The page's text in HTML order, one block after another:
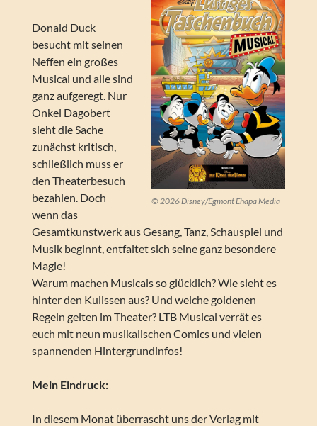
© 2026 Disney/Egmont Ehapa Media
Donald Duck
besucht mit seinen
Neffen ein großes
Musical und alle sind
ganz aufgeregt. Nur
Onkel Dagobert
sieht die Sache
zunächst kritisch,
schließlich muss er
den Theaterbesuch
bezahlen. Doch
wenn das
Gesamtkunstwerk aus Gesang, Tanz, Schauspiel und
Musik beginnt, entfaltet sich seine ganz besondere
Magie!
Warum machen Musicals so glücklich? Wie sieht es
hinter den Kulissen aus? Und welche goldenen
Regeln gelten im Theater? LTB Musical verrät es
euch mit neun musikalischen Comics und vielen
spannenden Hintergrundinfos!
Mein Eindruck:
In diesem Monat überrascht uns der Verlag mit